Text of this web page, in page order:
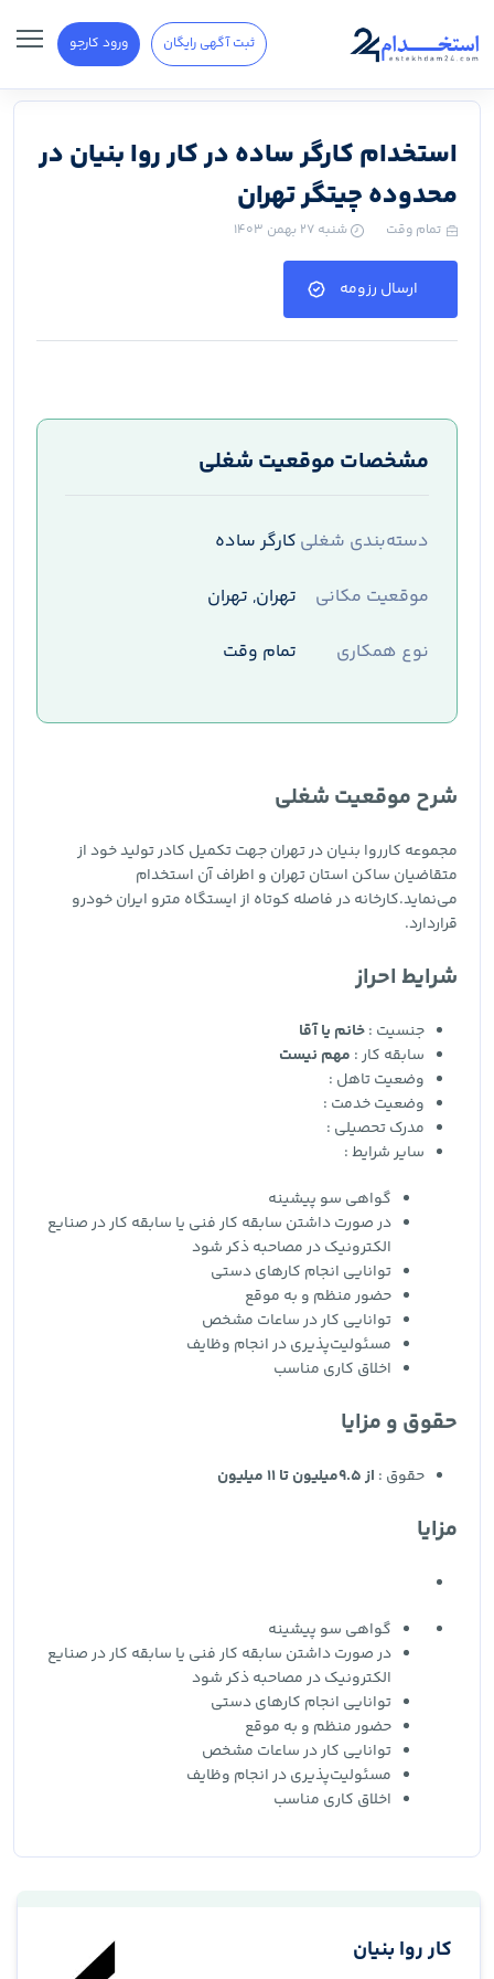
ثبت آگهی رایگان ورود کارجو
استخدام کارگر ساده در کار روا بنیان در
محدوده چیتگر تهران
تمام وقت شنبه ۲۷ بهمن ۱۴۰۳
ارسال رزومه
مشخصات موقعیت شغلی
دسته‌بندی شغلی کارگر ساده
موقعیت مکانی
تهران, تهران
نوع همکاری
تمام وقت
شرح موقعیت شغلی
مجموعه کارروا بنیان در تهران جهت تکمیل کادر تولید خود از
متقاضیان ساکن استان تهران و اطراف آن استخدام
می‌نماید.کارخانه در فاصله کوتاه از ایستگاه مترو ایران خودرو
قراردارد.
شرایط احراز
جنسیت :خانم یا آقا
سابقه کار : مهم نیست
وضعیت تاهل :
وضعیت خدمت :
مدرک تحصیلی :
سایر شرایط :
گواهی سو پیشینه
در صورت داشتن سابقه کار فنی یا سابقه کار در صنایع
الکترونیک در مصاحبه ذکر شود
توانایی انجام کارهای دستی
حضور منظم و به موقع
توانایی کار در ساعات مشخص
مسئولیت‌پذیری در انجام وظایف
اخلاق کاری مناسب
حقوق و مزایا
حقوق : از 9.5میلیون تا 11 میلیون
مزایا
گواهی سو پیشینه
در صورت داشتن سابقه کار فنی یا سابقه کار در صنایع
الکترونیک در مصاحبه ذکر شود
توانایی انجام کارهای دستی
حضور منظم و به موقع
توانایی کار در ساعات مشخص
مسئولیت‌پذیری در انجام وظایف
اخلاق کاری مناسب
کار روا بنیان